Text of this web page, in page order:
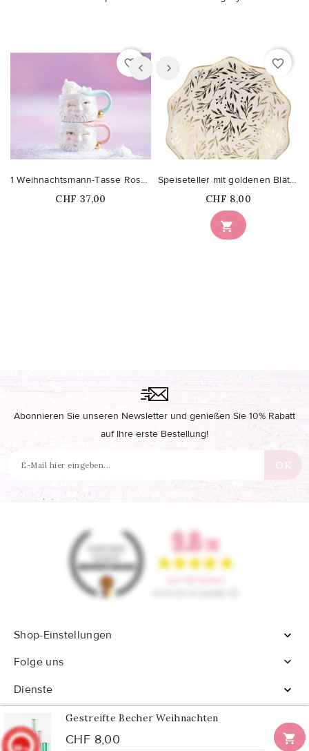
favorite_border
1 Weihnachtsmann-Tasse Rosa/Mintfarbe
Price
CHF 37,00
favorite_border

Speiseteller mit goldenen Blättern
Price
CHF 8,00
Gestreifte Becher Weihnachten
CHF 8,00 
Abonnieren Sie unseren Newsletter und genießen Sie 10% Rabatt
auf Ihre erste Bestellung!
Shop-Einstellungen

Folge uns

Dienste

9.8/10